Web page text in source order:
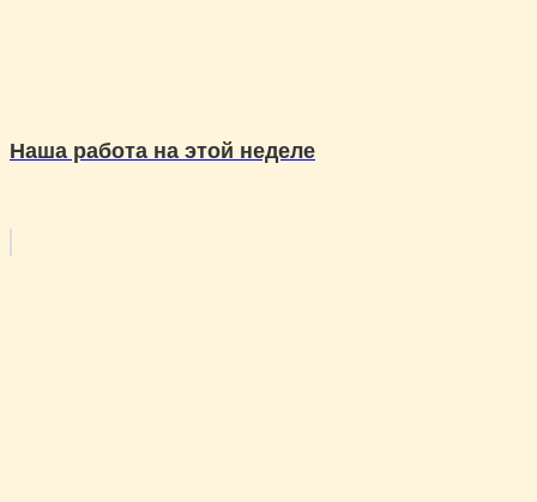
Наша работа на этой неделе